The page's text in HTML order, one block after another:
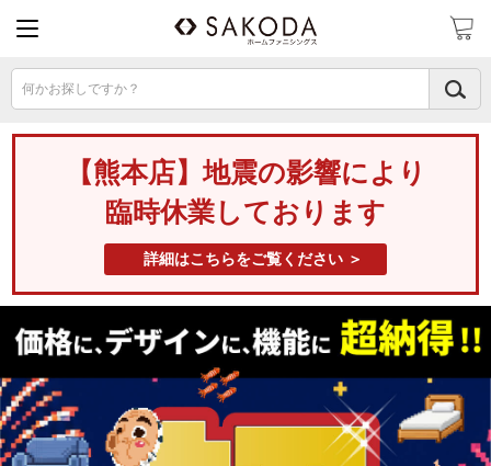
何かお探しですか？
【熊本店】地震の影響により
臨時休業しております
詳細はこちらをご覧ください ＞